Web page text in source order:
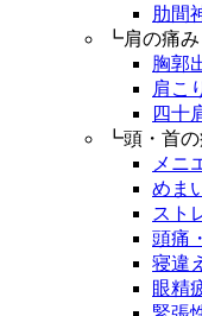
肋間
┗肩の痛み
胸郭
肩こ
四十
┗頭・首
メニ
めま
スト
頭痛
寝違え
眼精